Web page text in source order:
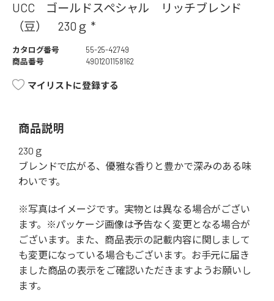
UCC ゴールドスペシャル リッチブレンド
（豆） 230ｇ *
カタログ番号
55-25-42749
商品番号
4901201158162
マイリストに登録する
商品説明
230ｇ
ブレンドで広がる、優雅な香りと豊かで深みのある味
わいです。
※写真はイメージです。実物とは異なる場合がござい
ます。※パッケージ画像は予告なく変更となる場合が
ございます。また、商品表示の記載内容に関しまして
も変更になっている場合もございます。お手元に届き
ました商品の表示をご確認いただきますようお願いし
ます。